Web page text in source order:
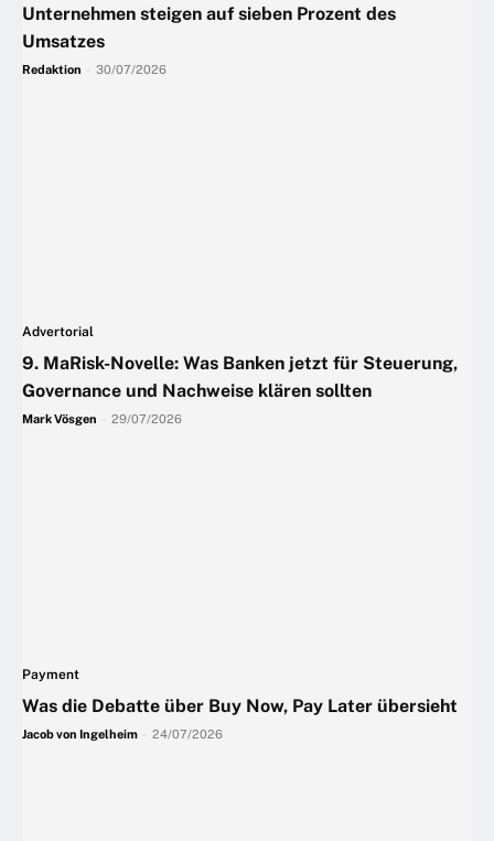
Unternehmen steigen auf sieben Prozent des
Umsatzes
Redaktion 30/07/2026
Advertorial
9. MaRisk-Novelle: Was Banken jetzt für Steuerung,
Governance und Nachweise klären sollten
Mark Vösgen 29/07/2026
Payment
Was die Debatte über Buy Now, Pay Later übersieht
Jacob von Ingelheim 24/07/2026